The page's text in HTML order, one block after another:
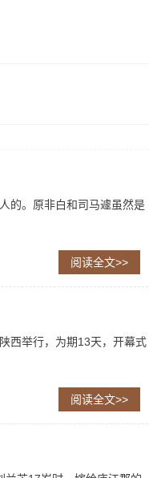
的。原非白和司马遽虽然是
阅读全文>>
西举行，为期13天，开幕式
阅读全文>>